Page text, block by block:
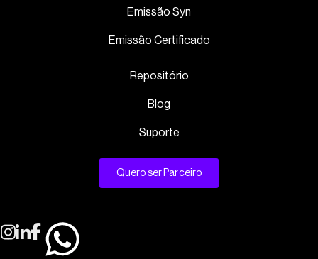
Emissão Syn
Emissão Certificado
Repositório
Blog
Suporte
Quero ser Parceiro